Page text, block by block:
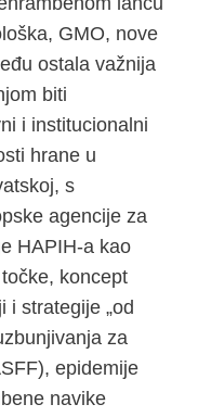
GMO, nove
ostala važnija
biti
i institucionalni
hrane u
s
agencije za
HAPIH-a kao
koncept
i strategije „od
za
epidemije
navike